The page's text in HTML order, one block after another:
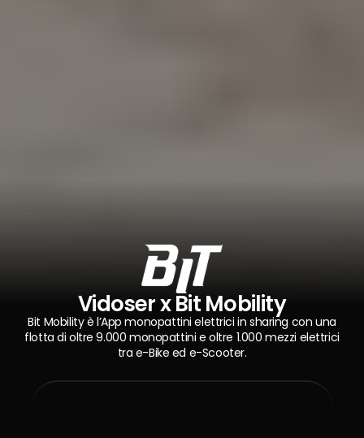
Vidoser x Bit Mobility
Bit Mobility è l’App monopattini elettrici in sharing con una
flotta di oltre 9.000 monopattini e oltre 1.000 mezzi elettrici
tra e-Bike ed e-Scooter.